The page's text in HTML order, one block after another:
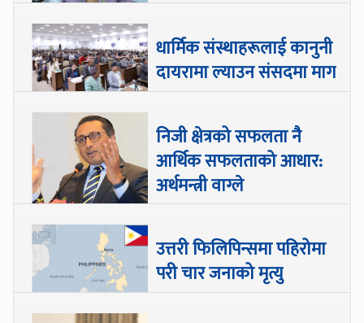
धार्मिक संस्थाहरूलाई कानुनी
दायरामा ल्याउन संसदमा माग
निजी क्षेत्रको सफलता नै
आर्थिक सफलताको आधार:
अर्थमन्त्री वाग्ले
उत्तरी फिलिपिन्समा पहिरोमा
परी चार जनाको मृत्यु